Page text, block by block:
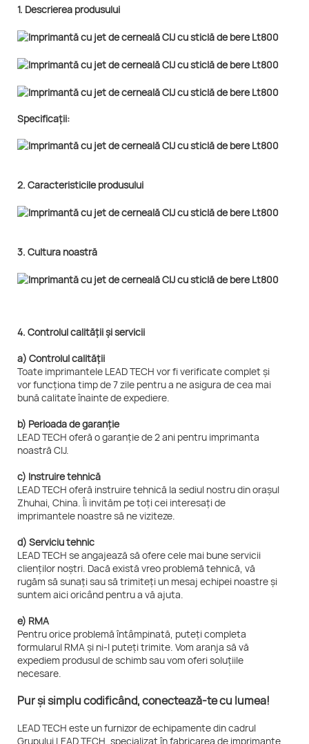
1. Descrierea produsului
Specificații:
2. Caracteristicile produsului
3. Cultura noastră
4. Controlul calității și servicii
a) Controlul calității
Toate imprimantele LEAD TECH vor fi verificate complet și
vor funcționa timp de 7 zile pentru a ne asigura de cea mai
bună calitate înainte de expediere.
b) Perioada de garanție
LEAD TECH oferă o garanție de 2 ani pentru imprimanta
noastră CIJ.
c) Instruire tehnică
LEAD TECH oferă instruire tehnică la sediul nostru din orașul
Zhuhai, China. Îi invităm pe toți cei interesați de
imprimantele noastre să ne viziteze.
d) Serviciu tehnic
LEAD TECH se angajează să ofere cele mai bune servicii
clienților noștri. Dacă există vreo problemă tehnică, vă
rugăm să sunați sau să trimiteți un mesaj echipei noastre și
suntem aici oricând pentru a vă ajuta.
e) RMA
Pentru orice problemă întâmpinată, puteți completa
formularul RMA și ni-l puteți trimite. Vom aranja să vă
expediem produsul de schimb sau vom oferi soluțiile
necesare.
Pur și simplu codificând, conectează-te cu lumea!
LEAD TECH este un furnizor de echipamente din cadrul
Grupului LEAD TECH, specializat în fabricarea de imprimante